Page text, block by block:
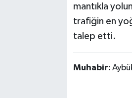
mantıkla
trafiğin en
talep etti.
Muhabir: